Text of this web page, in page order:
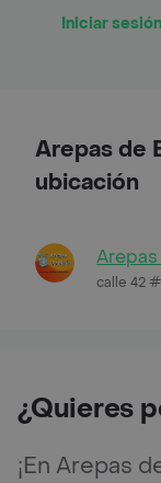
Iniciar sesión
Arepas de
ubicación
calle 42
¿Quieres
¡En Arepas